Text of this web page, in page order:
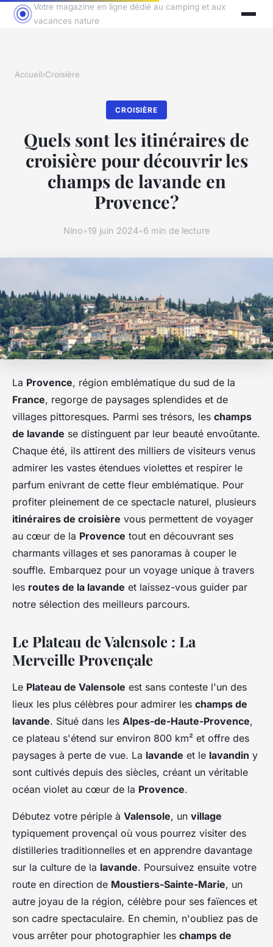
Votre magazine en ligne dédié au camping et aux
vacances nature
Accueil›Croisière
CROISIÈRE
Quels sont les itinéraires de
croisière pour découvrir les
champs de lavande en
Provence?
Nino•19 juin 2024•6 min de lecture
La Provence, région emblématique du sud de la
France, regorge de paysages splendides et de
villages pittoresques. Parmi ses trésors, les champs
de lavande se distinguent par leur beauté envoûtante.
Chaque été, ils attirent des milliers de visiteurs venus
admirer les vastes étendues violettes et respirer le
parfum enivrant de cette fleur emblématique. Pour
profiter pleinement de ce spectacle naturel, plusieurs
itinéraires de croisière vous permettent de voyager
au cœur de la Provence tout en découvrant ses
charmants villages et ses panoramas à couper le
souffle. Embarquez pour un voyage unique à travers
les routes de la lavande et laissez-vous guider par
notre sélection des meilleurs parcours.
Le Plateau de Valensole : La
Merveille Provençale
Le Plateau de Valensole est sans conteste l'un des
lieux les plus célèbres pour admirer les champs de
lavande. Situé dans les Alpes-de-Haute-Provence,
ce plateau s'étend sur environ 800 km² et offre des
paysages à perte de vue. La lavande et le lavandin y
sont cultivés depuis des siècles, créant un véritable
océan violet au cœur de la Provence.
Débutez votre périple à Valensole, un village
typiquement provençal où vous pourrez visiter des
distilleries traditionnelles et en apprendre davantage
sur la culture de la lavande. Poursuivez ensuite votre
route en direction de Moustiers-Sainte-Marie, un
autre joyau de la région, célèbre pour ses faïences et
son cadre spectaculaire. En chemin, n'oubliez pas de
vous arrêter pour photographier les champs de